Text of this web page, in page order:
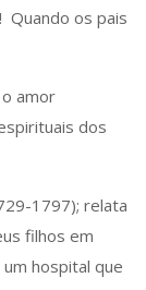
Quando os pais
amor
dos
1797); relata
filhos em
hospital que